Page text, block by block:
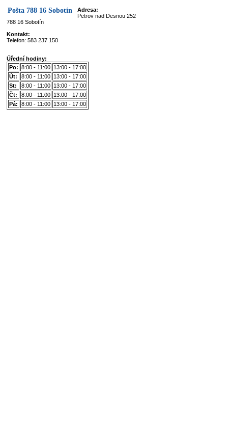
Pošta 788 16 Sobotín
Adresa:
Petrov nad Desnou 252
788 16 Sobotín
Kontakt:
Telefon: 583 237 150
Úřední hodiny:
Po: 8:00 - 11:00 13:00 - 17:00
Út:
8:00 - 11:00 13:00 - 17:00
St:
8:00 - 11:00 13:00 - 17:00
Čt:
8:00 - 11:00 13:00 - 17:00
Pá:
8:00 - 11:00 13:00 - 17:00